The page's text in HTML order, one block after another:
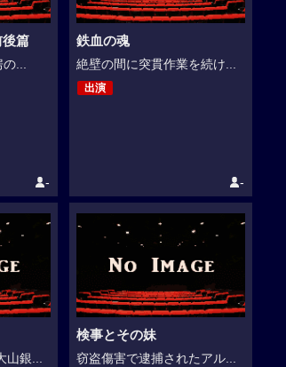
後篇
...
-
鉄血の魂
絶壁の間に突貫作業を続け...
出演
-
山銀...
検事とその妹
窃盗傷害で逮捕されたアル...